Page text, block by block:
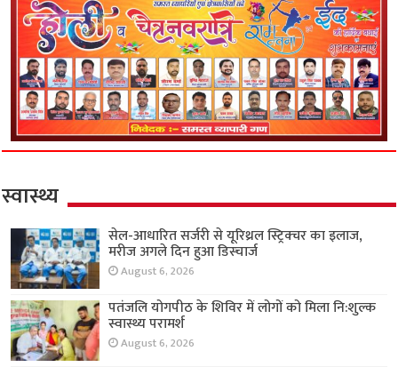
स्वास्थ्य
सेल-आधारित सर्जरी से यूरिथ्रल स्ट्रिक्चर का इलाज,
मरीज अगले दिन हुआ डिस्चार्ज
August 6, 2026
पतंजलि योगपीठ के शिविर में लोगों को मिला नि:शुल्क
स्वास्थ्य परामर्श
August 6, 2026